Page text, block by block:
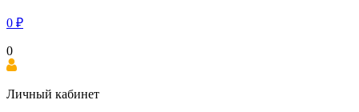
0 ₽
0
Личный кабинет